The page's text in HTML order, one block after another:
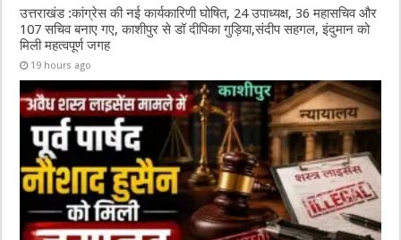
उत्तराखंड :कांग्रेस की नई कार्यकारिणी घोषित, 24 उपाध्यक्ष, 36 महासचिव और
107 सचिव बनाए गए, काशीपुर से डॉ दीपिका गुड़िया,संदीप सहगल, इंदुमान को
मिली महत्वपूर्ण जगह
19 hours ago